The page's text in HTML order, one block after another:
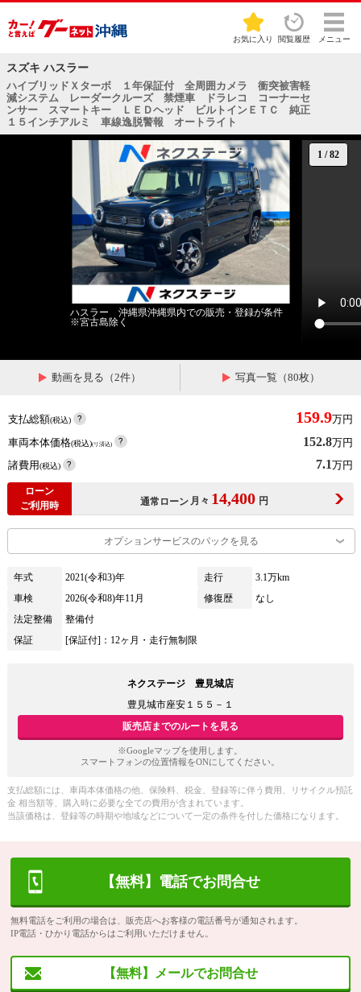
お気に入り 閲覧履歴 メニュー
スズキ ハスラー
ハイブリッドＸターボ １年保証付 全周囲カメラ 衝突被害軽
減システム レーダークルーズ 禁煙車 ドラレコ コーナーセ
ンサー スマートキー ＬＥＤヘッド ビルトインＥＴＣ 純正
１５インチアルミ 車線逸脱警報 オートライト
1 /82
ハスラー 沖縄県沖縄県内での販売・登録が条件
※宮古島除く
動画を見る（2件） 写真一覧（80枚）
支払総額(税込) 159.9万円
車両本体価格(税込)(リ済込) 152.8万円
諸費用(税込) 7.1万円
ローン
ご利用時
通常ローン 月々 14,400 円
オプションサービスのパックを見る
年式 2021(令和3)年 走行
3.1万km
車検
2026(令和8)年11月 修復歴
なし
法定整備
整備付
保証
[保証付]：12ヶ月・走行無制限
ネクステージ 豊見城店
豊見城市座安１５５－１
販売店までのルートを見る
※Googleマップを使用します。
スマートフォンの位置情報をONにしてください。
支払総額には、車両本体価格の他、保険料、税金、登録等に伴う費用、リサイクル預託
金 相当額等、購入時に必要な全ての費用が含まれています。
当該価格は、登録等の時期や地域などについて一定の条件を付した価格になります。
【無料】電話でお問合せ
無料電話をご利用の場合は、販売店へお客様の電話番号が通知されます。
IP電話・ひかり電話からはご利用いただけません。
【無料】メールでお問合せ